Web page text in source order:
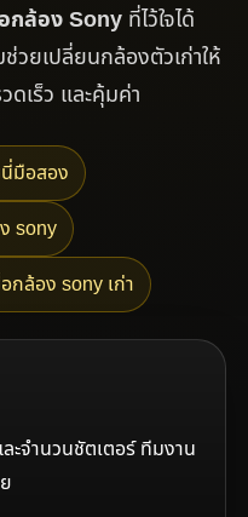
กล้อง Sonyที่ไว้ใจได้
วยเปลี่ยนกล้องตัวเก่าให้
ดเร็ว และคุ้มค่า
มือสอง
sony
กล้อง sony เก่า
จำนวนชัตเตอร์ ทีมงาน